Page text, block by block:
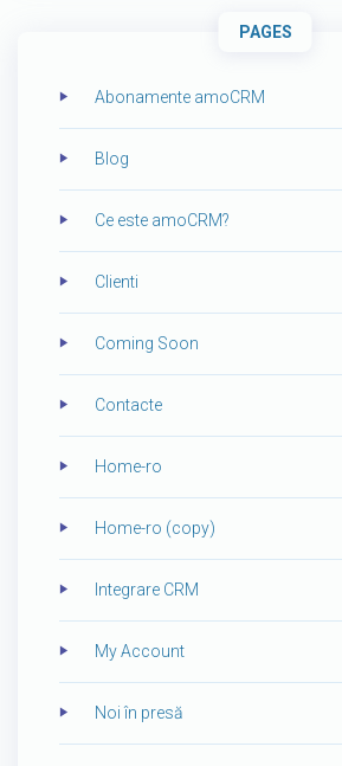
PAGES
Abonamente amoCRM
Blog
Ce este amoCRM?
Clienti
Coming Soon
Contacte
Home-ro
Home-ro (copy)
Integrare CRM
My Account
Noi în presă